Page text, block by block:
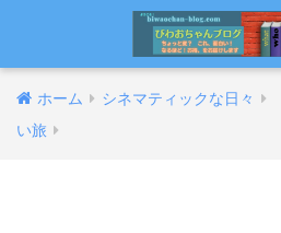
ホーム シネマティックな日々
い旅